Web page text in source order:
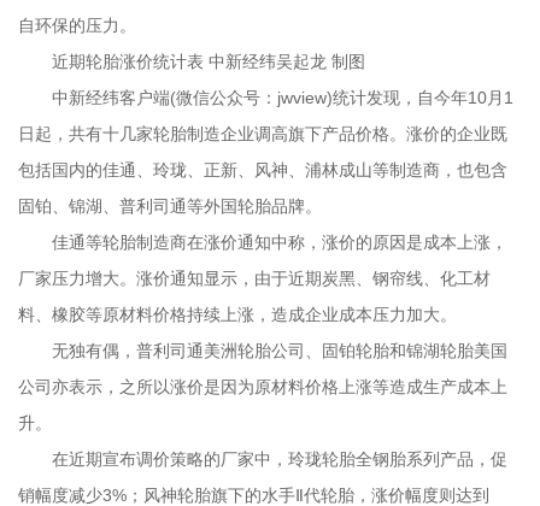
自环保的压力。
近期轮胎涨价统计表 中新经纬吴起龙 制图
中新经纬客户端(微信公众号：jwview)统计发现，自今年10月1
日起，共有十几家轮胎制造企业调高旗下产品价格。涨价的企业既
包括国内的佳通、玲珑、正新、风神、浦林成山等制造商，也包含
固铂、锦湖、普利司通等外国轮胎品牌。
佳通等轮胎制造商在涨价通知中称，涨价的原因是成本上涨，
厂家压力增大。涨价通知显示，由于近期炭黑、钢帘线、化工材
料、橡胶等原材料价格持续上涨，造成企业成本压力加大。
无独有偶，普利司通美洲轮胎公司、固铂轮胎和锦湖轮胎美国
公司亦表示，之所以涨价是因为原材料价格上涨等造成生产成本上
升。
在近期宣布调价策略的厂家中，玲珑轮胎全钢胎系列产品，促
销幅度减少3%；风神轮胎旗下的水手Ⅱ代轮胎，涨价幅度则达到